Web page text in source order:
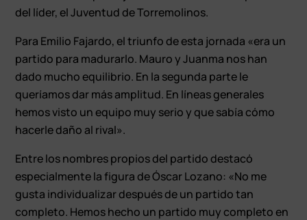
del líder, el Juventud de Torremolinos.
Para Emilio Fajardo, el triunfo de esta jornada «era un
partido para madurarlo. Mauro y Juanma nos han
dado mucho equilibrio. En la segunda parte le
queríamos dar más amplitud. En líneas generales
hemos visto un equipo muy serio y que sabía cómo
hacerle daño al rival».
Entre los nombres propios del partido destacó
especialmente la figura de Óscar Lozano: «No me
gusta individualizar después de un partido tan
completo. Hemos hecho un partido muy completo en